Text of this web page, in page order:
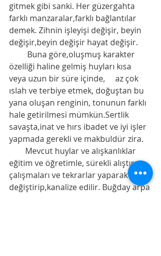
gitmek gibi sanki. Her güzergahta
farklı manzaralar,farklı bağlantılar
demek. Zihnin işleyişi değişir, beyin
değişir,beyin değişir hayat değişir.
özelliği haline gelmiş huyları kısa
veya uzun bir süre içinde,     az çok
ıslah ve terbiye etmek, doğuştan bu
yana oluşan renginin, tonunun farklı
hale getirilmesi mümkün.Sertlik
savaşta,inat ve hırs ibadet ve iyi işler
yapmada gerekli ve makbuldür zira.
eğitim ve öğretimle, sürekli alıştırma
çalışmaları ve tekrarlar yaparak yön
değiştirip,kanalize edilir. Buğday arpa